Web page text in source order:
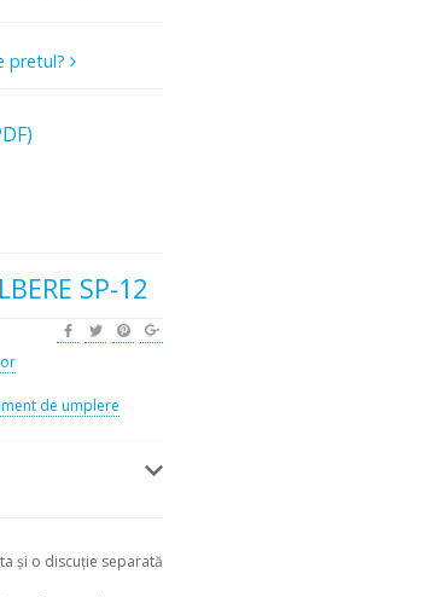
pretul?
SP-12
de umplere
și o discuție separată